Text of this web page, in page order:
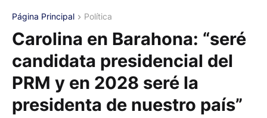
Página Principal Política
Carolina en Barahona: “seré
candidata presidencial del
PRM y en 2028 seré la
presidenta de nuestro país”